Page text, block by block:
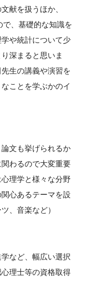
献を扱うほか、
、基礎的な知識を
や統計について少
深まると思いま
生の講義や演習を
ことを学ぶかのイ
文も挙げられるか
わるので大変重要
理学と様々な分野
心あるテーマを設
、音楽など）
など、幅広い選択
理士等の資格取得